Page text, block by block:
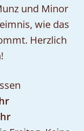
und Minor
wie das
Herzlich